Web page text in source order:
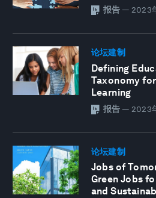
报告 — 2023
论坛建制
Defining
Taxonomy
Learning
报告 — 2023
论坛建制
Jobs of
Green Jobs
and